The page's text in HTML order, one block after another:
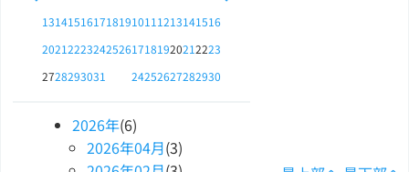
13141516171819
20212223242526
2728293031
10111213141516
17181920212223
24252627282930
2026年(6)
2026年04月(3)